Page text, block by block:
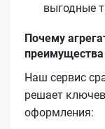
выгодные
Почему
Наш сервис
решает
оформления: